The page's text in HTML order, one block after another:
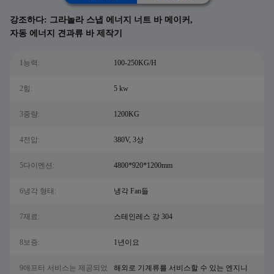
강조하다: 그라놀라 스냅 에너지 너트 바 메이커 ,
자동 에너지 견과류 바 제작기
1능력: 100-250KG/H
2힘: 5 kw
3중량: 1200KG
4전압: 380V, 3상
5다이멘션: 4800*920*1200mm
6냉각 형태: 냉각 Fan들
7재료: 스테인레스 강 304
8보증: 1년이요
9애프터 서비스는 제공되었
해외로 기계류를 서비스할 수 있는 엔지니